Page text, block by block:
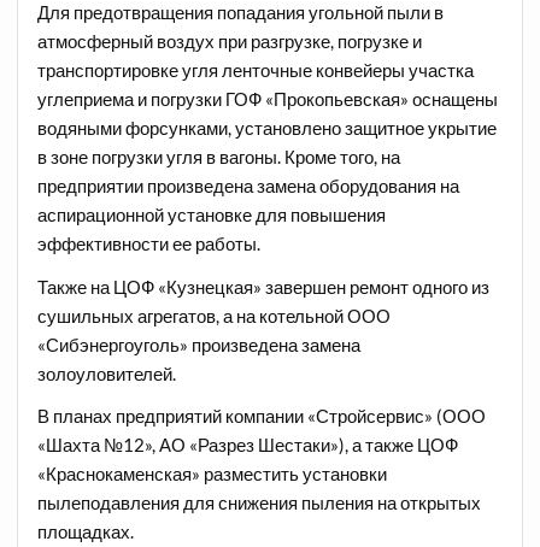
Для предотвращения попадания угольной пыли в
атмосферный воздух при разгрузке, погрузке и
транспортировке угля ленточные конвейеры участка
углеприема и погрузки ГОФ «Прокопьевская» оснащены
водяными форсунками, установлено защитное укрытие
в зоне погрузки угля в вагоны. Кроме того, на
предприятии произведена замена оборудования на
аспирационной установке для повышения
эффективности ее работы.
Также на ЦОФ «Кузнецкая» завершен ремонт одного из
сушильных агрегатов, а на котельной ООО
«Сибэнергоуголь» произведена замена
золоуловителей.
В планах предприятий компании «Стройсервис» (ООО
«Шахта №12», АО «Разрез Шестаки»), а также ЦОФ
«Краснокаменская» разместить установки
пылеподавления для снижения пыления на открытых
площадках.